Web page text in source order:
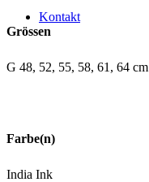
Kontakt
Grössen
G 48, 52, 55, 58, 61, 64 cm
Farbe(n)
India Ink